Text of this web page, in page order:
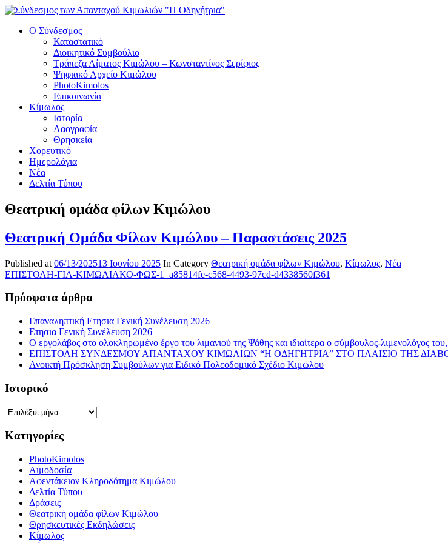
Ο Σύνδεσμος
Καταστατικό
Διοικητικό Συμβούλιο
Τράπεζα Αίματος Κιμώλου – Κωνσταντίνος Σερίφιος
Ψηφιακό Αρχείο Κιμώλου
PhotoKimolos
Επικοινωνία
Κίμωλος
Ιστορία
Λαογραφία
Θρησκεία
Χορευτικό
Ημερολόγια
Νέα
Δελτία Τύπου
Θεατρική ομάδα φίλων Κιμώλου
Θεατρική Ομάδα Φίλων Κιμώλου – Παραστάσεις 2025
Published at 06/13/202513 Ιουνίου 2025 In Category Θεατρική ομάδα φίλων Κιμώλου, Κίμωλος, Νέα
ΕΠΙΣΤΟΛΗ-ΓΙΑ-ΚΙΜΩΛΙΑΚΟ-ΦΩΣ-1_a85814fe-c568-4493-97cd-d4338560f361
Πρόσφατα άρθρα
Επαναληπτική Ετησια Γενική Συνέλευση 2026
Ετησια Γενική Συνέλευση 2026
Ο εργολάβος στο ολοκληρωμένο έργο του λιμανιού της Ψάθης και ιδιαίτερα ο σύμβουλος-λιμενολόγος
ΕΠΙΣΤΟΛΗ ΣΥΝΔΕΣΜΟΥ ΑΠΑΝΤΑΧΟΥ ΚΙΜΩΛΙΩΝ “Η ΟΔΗΓΗΤΡΙΑ” ΣΤΟ ΠΛΑΙΣΙΟ ΤΗΣ
Ανοικτή Πρόσκληση Συμβούλων για Ειδικό Πολεοδομικό Σχέδιο Κιμώλου
Ιστορικό
Ιστορικό
Κατηγορίες
PhotoKimolos
Αιμοδοσία
Αφεντάκειον Κληροδότημα Κιμώλου
Δελτία Τύπου
Δράσεις
Θεατρική ομάδα φίλων Κιμώλου
Θρησκευτικές Εκδηλώσεις
Κίμωλος